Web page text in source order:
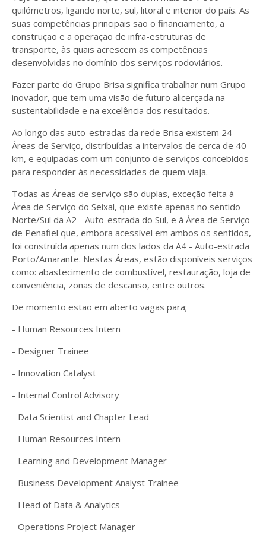
quilómetros, ligando norte, sul, litoral e interior do país. As
suas competências principais são o financiamento, a
construção e a operação de infra-estruturas de
transporte, às quais acrescem as competências
desenvolvidas no domínio dos serviços rodoviários.
Fazer parte do Grupo Brisa significa trabalhar num Grupo
inovador, que tem uma visão de futuro alicerçada na
sustentabilidade e na excelência dos resultados.
Ao longo das auto-estradas da rede Brisa existem 24
Áreas de Serviço, distribuídas a intervalos de cerca de 40
km, e equipadas com um conjunto de serviços concebidos
para responder às necessidades de quem viaja.
Todas as Áreas de serviço são duplas, exceção feita à
Área de Serviço do Seixal, que existe apenas no sentido
Norte/Sul da A2 - Auto-estrada do Sul, e à Área de Serviço
de Penafiel que, embora acessível em ambos os sentidos,
foi construída apenas num dos lados da A4 - Auto-estrada
Porto/Amarante. Nestas Áreas, estão disponíveis serviços
como: abastecimento de combustível, restauração, loja de
conveniência, zonas de descanso, entre outros.
De momento estão em aberto vagas para;
- Human Resources Intern
- Designer Trainee
- Innovation Catalyst
- Internal Control Advisory
- Data Scientist and Chapter Lead
- Human Resources Intern
- Learning and Development Manager
- Business Development Analyst Trainee
- Head of Data & Analytics
- Operations Project Manager